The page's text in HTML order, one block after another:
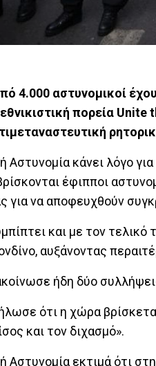
4.000 αστυνομικοί
πορεία
Αστυνομία κάνει λόγο
έφιπποι
για να αποφευχθούν
και με τον
αυξάνοντας
ήδη δύο
ότι η χώρα
και τον διχασμό».
Αστυνομία εκτιμά ότι